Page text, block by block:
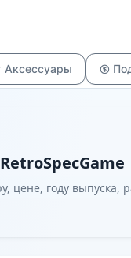
Аксессуары
цене, году выпуска,